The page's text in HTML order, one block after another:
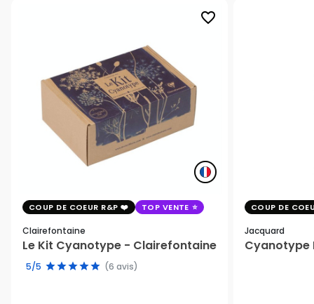
favorite_border
COUP DE COEUR R&P TOP VENTE
Clairefontaine
Le Kit Cyanotype - Clairefontaine
5/5 (6 avis)
COUP DE
Jacquard
Cyanotype